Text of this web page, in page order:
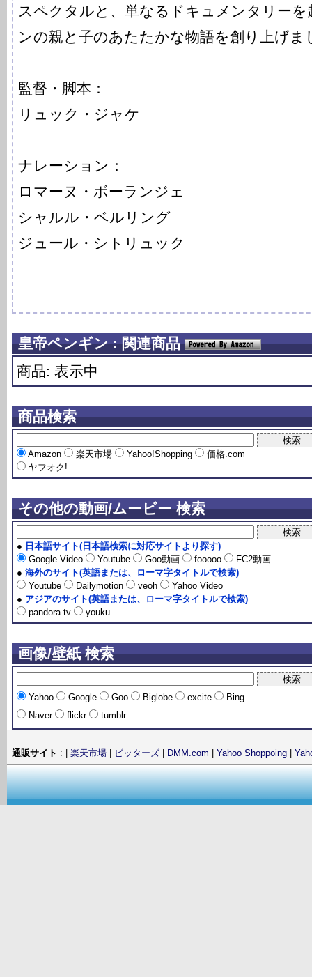
スペクタルと、単なるドキュメンタリー
ンの親と子のあたたかな物語を創り上げま
監督・脚本：
リュック・ジャケ
ナレーション：
ロマーヌ・ボーランジェ
シャルル・ベルリング
ジュール・シトリュック
皇帝ペンギン : 関連商品
商品: 表示中
商品検索
Amazon 楽天市場 Yahoo!Shopping
価格.com
ヤフオク!
その他の動画/ムービー 検索
● 日本語サイト(日本語検索に対応サイトより探す)
Google Video
Youtube Goo動画 fooooo
FC2動画
● 海外のサイト(英語または、ローマ字タイトルで検索)
Youtube
Dailymotion veoh
Yahoo Video
● アジアのサイト(英語または、ローマ字タイトルで検索)
pandora.tv
youku
画像/壁紙 検索
Yahoo Google Goo Biglobe excite
Bing
Naver
flickr tumblr
通販サイト : | 楽天市場 ビッターズ DMM.com Yahoo Shoppoing